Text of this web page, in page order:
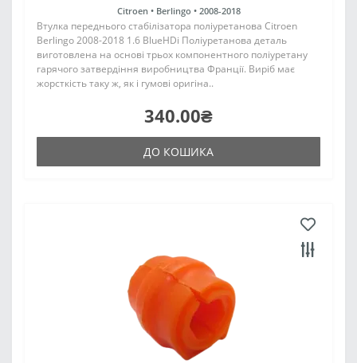
Citroen • Berlingo • 2008-2018
Втулка переднього стабілізатора поліуретанова Citroen
Berlingo 2008-2018 1.6 BlueHDi Поліуретанова деталь
виготовлена на основі трьох компонентного поліуретану
гарячого затвердіння виробництва Франції. Виріб має
жорсткість таку ж, як і гумові оригіна..
340.00₴
ДО КОШИКА